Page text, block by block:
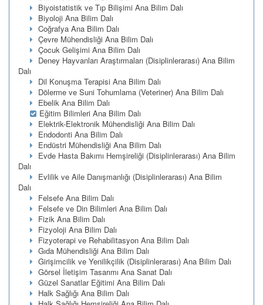
Biyoistatistik ve Tıp Bilişimi Ana Bilim Dalı
Biyoloji Ana Bilim Dalı
Coğrafya Ana Bilim Dalı
Çevre Mühendisliği Ana Bilim Dalı
Çocuk Gelişimi Ana Bilim Dalı
Deney Hayvanları Araştırmaları (Disiplinlerarası) Ana Bilim
Dalı
Dil Konuşma Terapisi Ana Bilim Dalı
Dölerme ve Suni Tohumlama (Veteriner) Ana Bilim Dalı
Ebelik Ana Bilim Dalı
Eğitim Bilimleri Ana Bilim Dalı
Elektrik-Elektronik Mühendisliği Ana Bilim Dalı
Endodonti Ana Bilim Dalı
Endüstri Mühendisliği Ana Bilim Dalı
Evde Hasta Bakımı Hemşireliği (Disiplinlerarası) Ana Bilim
Dalı
Evlilik ve Aile Danışmanlığı (Disiplinlerarası) Ana Bilim
Dalı
Felsefe Ana Bilim Dalı
Felsefe ve Din Bilimleri Ana Bilim Dalı
Fizik Ana Bilim Dalı
Fizyoloji Ana Bilim Dalı
Fizyoterapi ve Rehabilitasyon Ana Bilim Dalı
Gıda Mühendisliği Ana Bilim Dalı
Girişimcilik ve Yenilikçilik (Disiplinlerarası) Ana Bilim Dalı
Görsel İletişim Tasarımı Ana Sanat Dalı
Güzel Sanatlar Eğitimi Ana Bilim Dalı
Halk Sağlığı Ana Bilim Dalı